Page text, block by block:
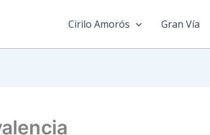
Cirilo Amorós Gran Vía